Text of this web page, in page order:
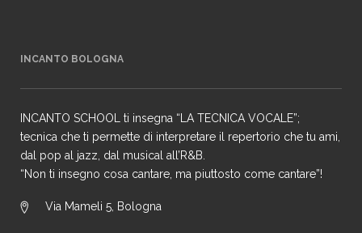
INCANTO BOLOGNA
INCANTO SCHOOL ti insegna “LA TECNICA VOCALE”;
tecnica che ti permette di interpretare il repertorio che tu ami,
dal pop al jazz, dal musical all’R&B.
“Non ti insegno cosa cantare, ma piuttosto come cantare”!
Via Mameli 5, Bologna